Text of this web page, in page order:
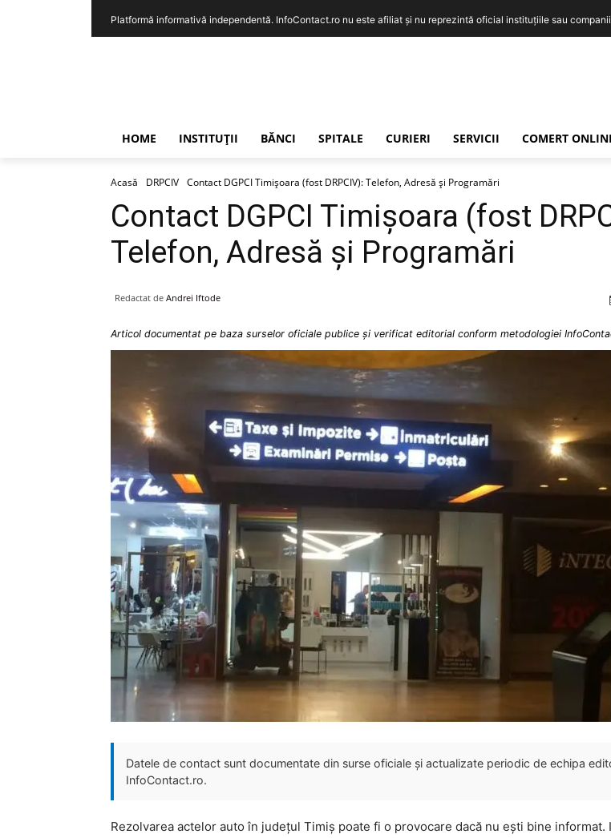
Platformă informativă independentă. InfoContact.ro nu este afiliat și nu reprezintă oficial instituțiile sau
HOME INSTITUȚII BĂNCI SPITALE CURIERI SERVICII COMERT
Acasă DRPCIV Contact DGPCI Timișoara (fost DRPCIV): Telefon, Adresă și Programări
Contact DGPCI Timișoara (fost
Telefon, Adresă și Programări
Redactat de Andrei Iftode
Articol documentat pe baza surselor oficiale publice și verificat editorial conform metodologiei
Datele de contact sunt documentate din surse oficiale și actualizate periodic de echipa
InfoContact.ro.
Rezolvarea actelor auto în județul Timiș poate fi o provocare dacă nu ești bine informat.